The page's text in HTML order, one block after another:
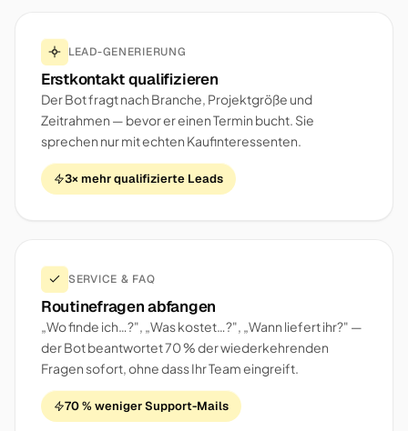
LEAD-GENERIERUNG
Erstkontakt qualifizieren
Der Bot fragt nach Branche, Projektgröße und
Zeitrahmen — bevor er einen Termin bucht. Sie
sprechen nur mit echten Kaufinteressenten.
3× mehr qualifizierte Leads
SERVICE & FAQ
Routinefragen abfangen
„Wo finde ich…?", „Was kostet…?", „Wann liefert ihr?" —
der Bot beantwortet 70 % der wiederkehrenden
Fragen sofort, ohne dass Ihr Team eingreift.
70 % weniger Support-Mails